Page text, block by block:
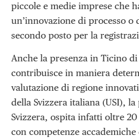
piccole e medie imprese che
un’innovazione di processo o
secondo posto per la
Anche la presenza in Ticino
contribuisce in maniera
valutazione di regione
della Svizzera italiana (USI),
Svizzera, ospita infatti oltre
con competenze